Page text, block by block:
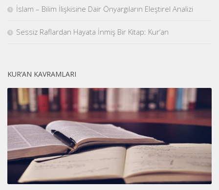
İslam – Bilim İlişkisine Dair Önyargıların Eleştirel Analizi
Sessiz Raflardan Hayata İnmiş Bir Kitap: Kur’an
KUR’AN KAVRAMLARI